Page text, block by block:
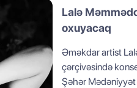
Lalə
oxuyacaq
Əməkdar artist
çərçivəsində konsert verəcək.
Şəhər Mədəniyyət